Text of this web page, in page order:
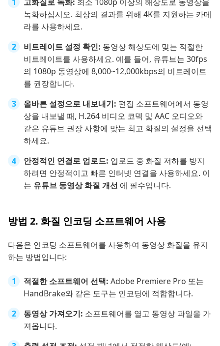
녹화하십시오. 최상의 결과를 위해 4K를 지원하는 카메
라를 사용하세요.
비트레이트 설정 확인: 동영상 해상도에 맞는 적절한
비트레이트를 사용하세요. 예를 들어, 유튜브는 30fps
의 1080p 동영상에 8,000~12,000kbps의 비트레이트
를 권장합니다.
올바른 설정으로 내보내기: 편집 소프트웨어에서 동영
상을 내보낼 때, H.264 비디오 코덱 및 AAC 오디오와
같은 유튜브 권장 사항에 맞는 최고 화질의 설정을 선택
하세요.
안정적인 연결로 업로드: 업로드 중 화질 저하를 방지
하려면 안정적이고 빠른 인터넷 연결을 사용하세요. 이
는 유튜브 동영상 화질 개선 에 필수입니다.
방법 2. 화질 인코딩 소프트웨어 사용
다음은 인코딩 소프트웨어를 사용하여 동영상 화질을 유지
하는 방법입니다:
적절한 소프트웨어 선택: Adobe Premiere Pro 또는
HandBrake와 같은 도구는 인코딩에 적합합니다.
동영상 가져오기: 소프트웨어를 열고 동영상 파일을 가
져옵니다.